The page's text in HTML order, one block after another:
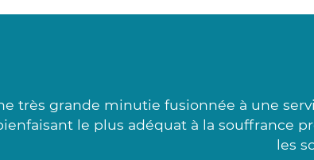
très grande minutie fusionnée à une
le plus adéquat à la souffrance
les